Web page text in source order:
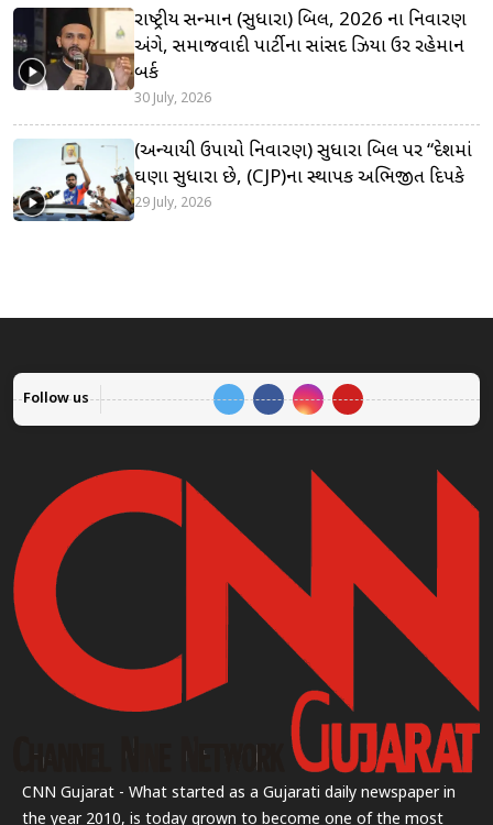
રાષ્ટ્રીય સન્માન (સુધારા) બિલ, 2026 ના નિવારણ
અંગે, સમાજવાદી પાર્ટીના સાંસદ ઝિયા ઉર રહેમાન
બર્ક
30 July, 2026
(અન્યાયી ઉપાયો નિવારણ) સુધારા બિલ પર “દેશમાં
ઘણા સુધારા છે, (CJP)ના સ્થાપક અભિજીત દિપકે
29 July, 2026
Follow us
CNN Gujarat - What started as a Gujarati daily newspaper in
the year 2010, is today grown to become one of the most